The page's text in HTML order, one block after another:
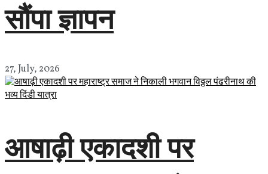
सौंपा ज्ञापन
27, July, 2026
आषाढ़ी एकादशी पर